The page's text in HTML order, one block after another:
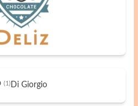
(1)Di Giorgio